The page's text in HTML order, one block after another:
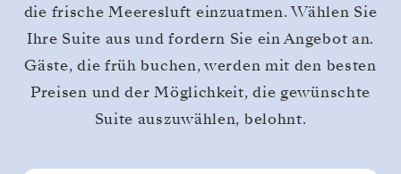
die frische Meeresluft einzuatmen. Wählen Sie
Ihre Suite aus und fordern Sie ein Angebot an.
Gäste, die früh buchen, werden mit den besten
Preisen und der Möglichkeit, die gewünschte
Suite auszuwählen, belohnt.